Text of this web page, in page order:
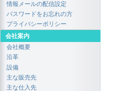
情報メールの配信設定
パスワードをお忘れの方
プライバシーポリシー
会社案内
会社概要
沿革
設備
主な販売先
主な仕入先